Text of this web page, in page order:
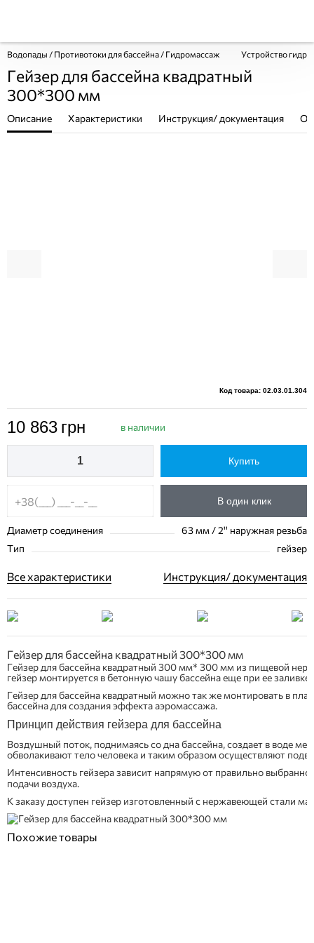
Водопады / Противотоки для бассейна / Гидромассаж Устройство
Гейзер для бассейна квадратный
300*300 мм
Описание Характеристики Инструкция/ документация
Код товара: 02.03.01.304
10 863 грн в наличии
Купить
В один клик
Диаметр соединения
63 мм / 2'' наружная резьба
Тип
гейзер
Все характеристики Инструкция/ документация
Гейзер для бассейна квадратный 300*300 мм
Гейзер для бассейна квадратный 300 мм* 300 мм из пищевой
гейзер монтируется в бетонную чашу бассейна еще при ее заливке.
Гейзер для бассейна квадратный можно так же монтировать в
бассейна для создания эффекта аэромассажа.
Принцип действия гейзера для бассейна
Воздушный поток, поднимаясь со дна бассейна, создает в воде
обволакивают тело человека и таким образом осуществляют
Интенсивность гейзера зависит напрямую от правильно
подачи воздуха.
К заказу доступен гейзер изготовленный с нержавеющей стали
Похожие товары